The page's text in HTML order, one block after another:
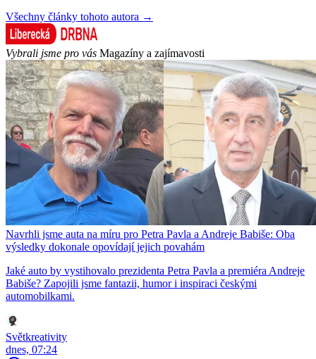
Všechny články tohoto autora →
Vybrali jsme pro vás Magazíny a zajímavosti
Navrhli jsme auta na míru pro Petra Pavla a Andreje Babiše: Oba
výsledky dokonale opovídají jejich povahám
Jaké auto by vystihovalo prezidenta Petra Pavla a premiéra Andreje
Babiše? Zapojili jsme fantazii, humor i inspiraci českými
automobilkami.
Světkreativity
dnes, 07:24